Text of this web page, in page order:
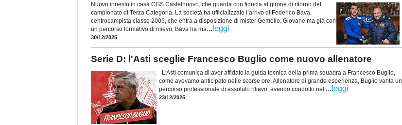
Nuovo innesto in casa CGS Castelnuovo, che guarda con fiducia al girone di ritorno del
campionato di Terza Categoria. La società ha ufficializzato l’arrivo di Federico Bava,
centrocampista classe 2005, che entra a disposizione di mister Gemello. Giovane ma già con
un percorso formativo di rilievo, Bava ha ma... leggi
30/12/2025
Serie D: l'Asti sceglie Francesco Buglio come nuovo allenatore
L'Asti comunica di aver affidato la guida tecnica della prima squadra a Francesco Buglio,
come avevamo anticipato nelle scorse ore. Allenatore di grande esperienza, Buglio vanta un
percorso professionale di assoluto rilievo, avendo condotto nel ... leggi
23/12/2025